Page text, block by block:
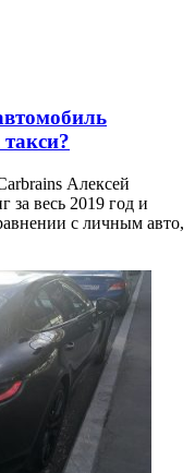
Алексей
за весь 2019 год и
с личным авто,